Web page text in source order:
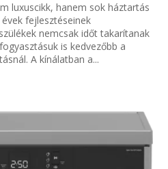
luxuscikk, hanem sok háztartás
fejlesztéseinek
nemcsak időt takarítanak
is kedvezőbb a
A kínálatban a...